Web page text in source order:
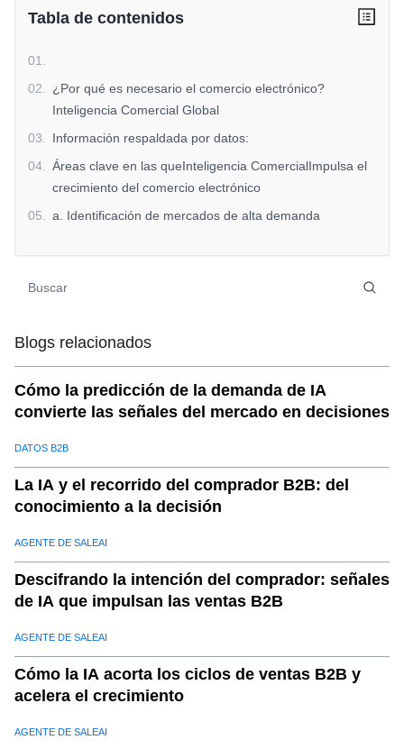
Tabla de contenidos
01
02
¿Por qué es necesario el comercio electrónico?
Inteligencia Comercial Global
03
Información respaldada por datos:
04
Áreas clave en las queInteligencia ComercialImpulsa el
crecimiento del comercio electrónico
05
a. Identificación de mercados de alta demanda
Mercado
09. c. Optimización de la cadena de suministro y la logística
d.Optimización de precios impulsada por IA
comerciales
14. Estudio de casos:
15. El impacto empresarial deInteligencia comercial
impulsada por IA
16. Resultados respaldados por datos:
Blogs relacionados
Cómo la predicción de la demanda de IA
convierte las señales del mercado en decisiones
DATOS B2B
La IA y el recorrido del comprador B2B: del
conocimiento a la decisión
AGENTE DE SALEAI
Descifrando la intención del comprador: señales
de IA que impulsan las ventas B2B
AGENTE DE SALEAI
Cómo la IA acorta los ciclos de ventas B2B y
acelera el crecimiento
AGENTE DE SALEAI